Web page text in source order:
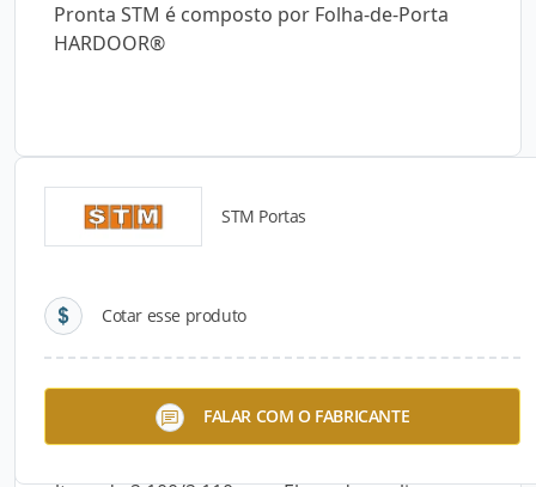
Pronta STM é composto por Folha-de-Porta
HARDOOR®
STM Portas
Cotar esse produto
FALAR COM O FABRICANTE
Detalhes do produto
Descrição do Produto
Utilizado em áreas secas e internas, o Kit Porta
Pronta STM é composto de Folha-de-Porta